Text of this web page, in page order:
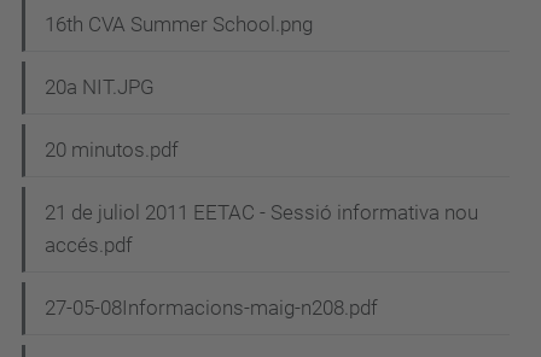
16th CVA Summer School.png
20a NIT.JPG
20 minutos.pdf
21 de juliol 2011 EETAC - Sessió informativa nou
accés.pdf
27-05-08Informacions-maig-n208.pdf